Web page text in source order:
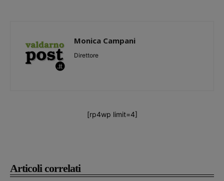
Articoli correlati
Monica Campani
Direttore
[rp4wp limit=4]